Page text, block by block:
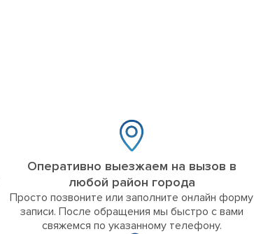
Оперативно выезжаем на вызов в
любой район города
Просто позвоните или заполните онлайн форму
записи. После обращения мы быстро с вами
свяжемся по указанному телефону.